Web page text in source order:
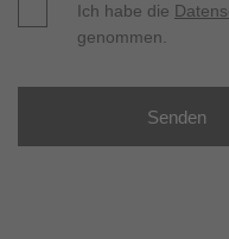
Ich habe die
genommen.
Senden